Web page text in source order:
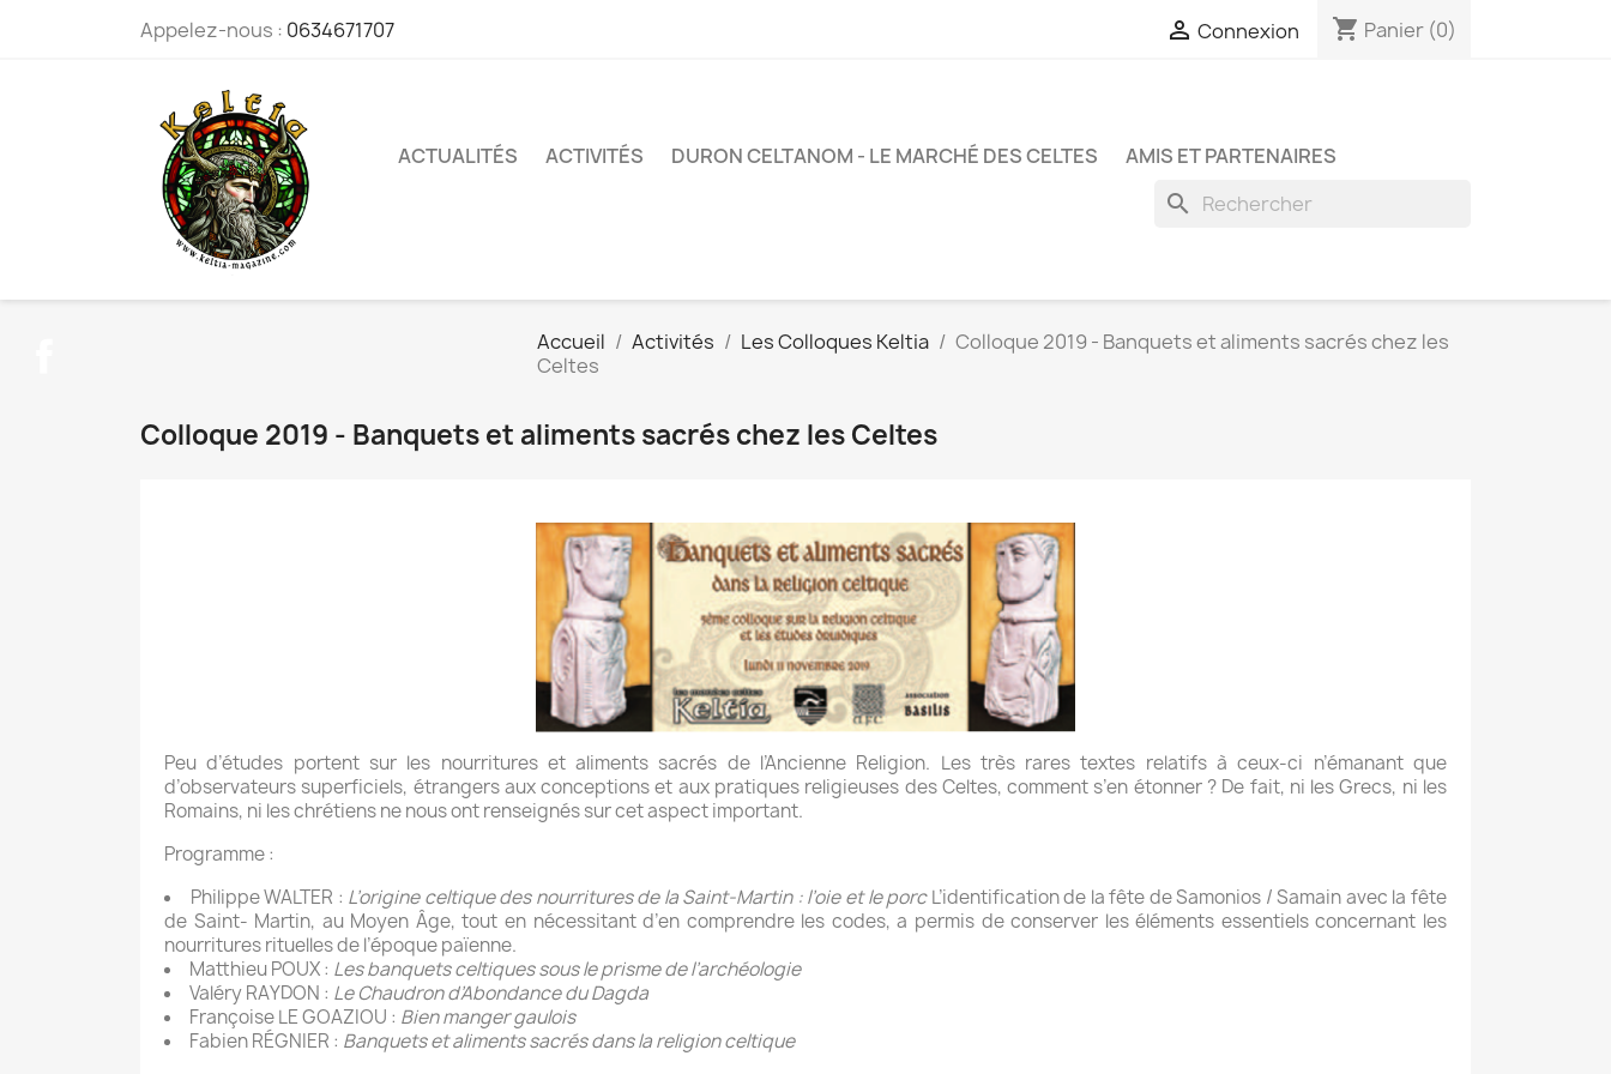
Appelez-nous : 0634671707  Connexion shopping_cart Panier (0)
ACTUALITÉS ACTIVITÉS DURON CELTANOM - LE MARCHÉ DES CELTES AMIS ET PARTENAIRES
search
Accueil Activités Les Colloques Keltia
Colloque 2019 - Banquets et aliments sacrés chez les
Celtes
Colloque 2019 - Banquets et aliments sacrés chez les Celtes
Peu d’études portent sur les nourritures et aliments sacrés de l’Ancienne Religion. Les très rares textes relatifs à ceux-ci n’émanant que
d’observateurs superficiels, étrangers aux conceptions et aux pratiques religieuses des Celtes, comment s’en étonner ? De fait, ni les Grecs, ni les
Romains, ni les chrétiens ne nous ont renseignés sur cet aspect important.
Programme :
Philippe WALTER : L’origine celtique des nourritures de la Saint-Martin : l’oie et le porcL’identification de la fête de Samonios / Samain avec la fête
de Saint- Martin, au Moyen Âge, tout en nécessitant d’en comprendre les codes, a permis de conserver les éléments essentiels concernant les
nourritures rituelles de l’époque païenne.
Matthieu POUX : Les banquets celtiques sous le prisme de l’archéologie
Valéry RAYDON : Le Chaudron d’Abondance du Dagda
Françoise LE GOAZIOU : Bien manger gaulois
Fabien RÉGNIER : Banquets et aliments sacrés dans la religion celtique